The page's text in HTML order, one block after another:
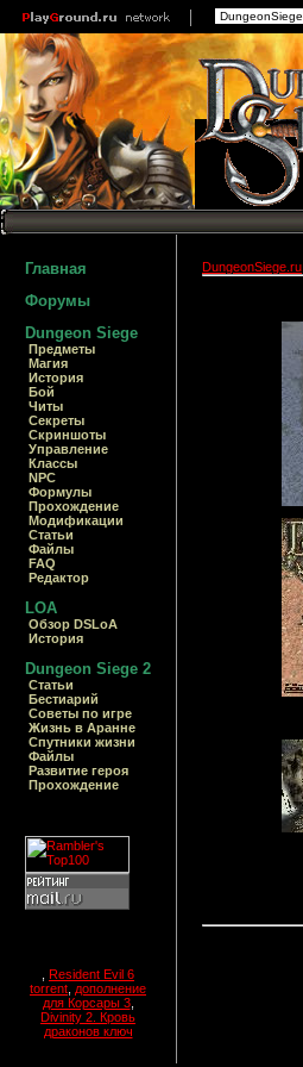
Главная
Форумы
Dungeon Siege
Предметы
Магия
История
Бой
Читы
Секреты
Скриншоты
Управление
Классы
NPC
Формулы
Прохождение
Модификации
Статьи
Файлы
FAQ
Редактор
LOA
Обзор DSLoA
История
Dungeon Siege 2
Статьи
Бестиарий
Cоветы по игре
Жизнь в Аранне
Спутники жизни
Файлы
Развитие героя
Прохождение
Resident Evil 6
torrent дополнение
для Корсары 3,
Divinity 2. Кровь
драконов ключ
DungeonSiege.ru